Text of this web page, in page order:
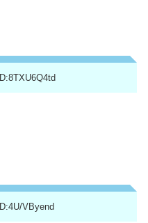
ID:8TXU6Q4td
ID:4U/VByend